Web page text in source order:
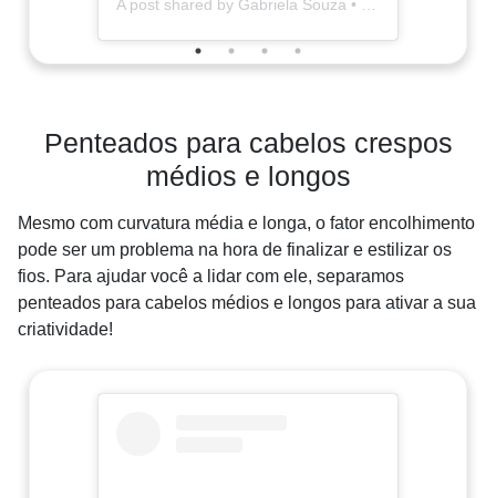
Penteados para cabelos crespos
médios e longos
Mesmo com curvatura média e longa, o fator encolhimento
pode ser um problema na hora de finalizar e estilizar os
fios. Para ajudar você a lidar com ele, separamos
penteados para cabelos médios e longos para ativar a sua
criatividade!